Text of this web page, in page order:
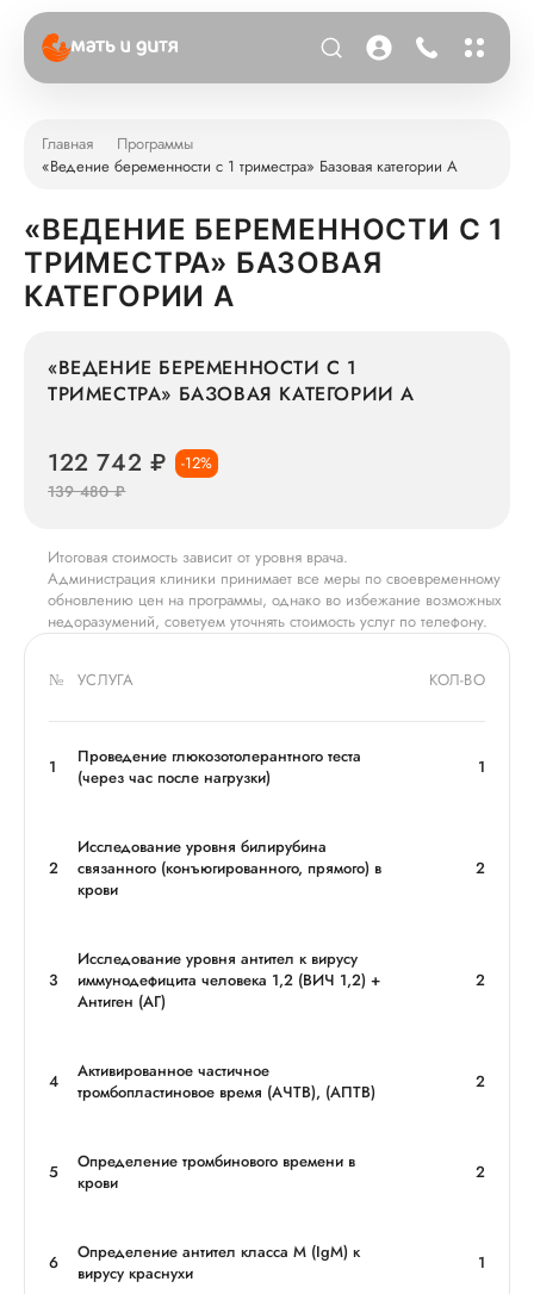
Главная
Программы
«Ведение беременности с 1 триместра» Базовая категории А
«ВЕДЕНИЕ БЕРЕМЕННОСТИ С 1
ТРИМЕСТРА» БАЗОВАЯ
КАТЕГОРИИ А
№ УСЛУГА КОЛ-ВО
1
Проведение глюкозотолерантного теста
(через час после нагрузки)
1
2
Исследование уровня билирубина
связанного (конъюгированного, прямого) в
крови
2
3
Исследование уровня антител к вирусу
иммунодефицита человека 1,2 (ВИЧ 1,2) +
Антиген (АГ)
2
4
Активированное частичное
тромбопластиновое время (АЧТВ), (АПТВ)
2
5
Определение тромбинового времени в
крови
2
6
Определение антител класса М (IgМ) к
вирусу краснухи
1
«ВЕДЕНИЕ БЕРЕМЕННОСТИ С 1
ТРИМЕСТРА» БАЗОВАЯ КАТЕГОРИИ А
122 742 ₽
-12%
139 480 ₽
Итоговая стоимость зависит от уровня врача.
Администрация клиники принимает все меры по своевременному
обновлению цен на программы, однако во избежание возможных
недоразумений, советуем уточнять стоимость услуг по телефону.